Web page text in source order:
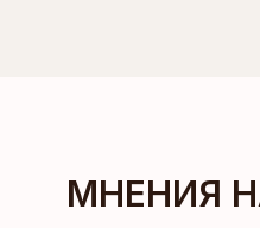
МНЕНИЯ